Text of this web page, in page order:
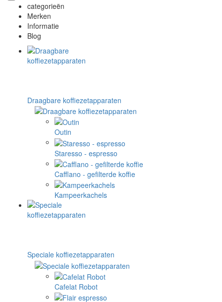
categorieën
Merken
Informatie
Blog
Draagbare koffiezetapparaten
Outin
Staresso - espresso
Cafflano - gefilterde koffie
Kampeerkachels
Speciale koffiezetapparaten
Cafelat Robot